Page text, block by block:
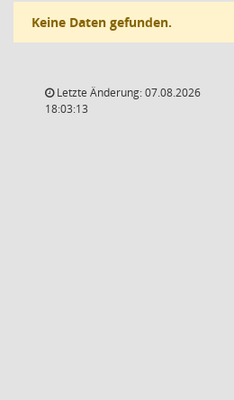
Keine Daten gefunden.
Letzte Änderung: 07.08.2026
18:03:13